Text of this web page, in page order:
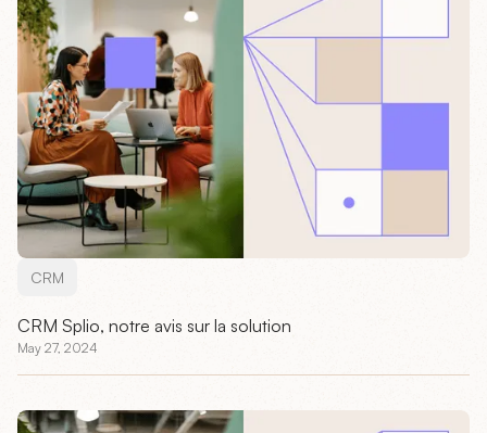
CRM
CRM Splio, notre avis sur la solution
May 27, 2024